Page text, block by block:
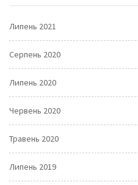
Липень 2021
Серпень 2020
Липень 2020
Червень 2020
Травень 2020
Липень 2019